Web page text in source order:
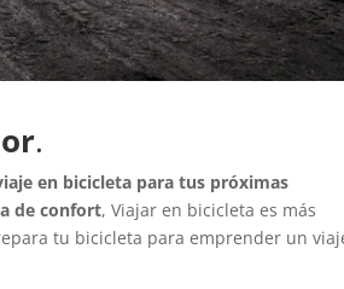
.
en bicicleta para tus próximas
de confort, Viajar en bicicleta es más
tu bicicleta para emprender un